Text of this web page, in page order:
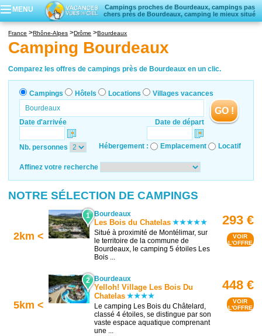
MENU
Campings proches de Bourdeaux, campings pas
chers près de Bourdeaux, camping le mieux situé
Hôtels
Locations vacances
Villages vacances
France Rhône-Alpes Drôme Bourdeaux
Camping Bourdeaux
Comparez les offres de campings près de Bourdeaux en un clic.
Campings Hôtels Locations Villages vacances
Date d'arrivée Date de départ
GO !
Nb. personnes Hébergement : Emplacement Locatif
Affinez votre recherche
NOTRE SÉLECTION DE CAMPINGS
2km <
1 Bourdeaux
Les Bois du Chatelas
Situé à proximité de Montélimar, sur
le territoire de la commune de
Bourdeaux, le camping 5 étoiles Les
Bois ...
293 €
VOIR
L'OFFRE
5km <
2 Bourdeaux
Yelloh! Village Les Bois Du
Chatelas
Le camping Les Bois du Châtelard,
classé 4 étoiles, se distingue par son
vaste espace aquatique comprenant
une ...
448 €
VOIR
L'OFFRE